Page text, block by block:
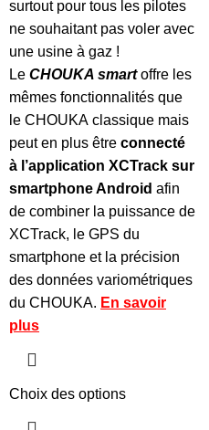
surtout pour tous les pilotes
ne souhaitant pas voler avec
une usine à gaz !
Le CHOUKA smartoffre les
mêmes fonctionnalités que
le CHOUKA classique mais
peut en plus être connecté
à l’application XCTrack sur
smartphone Android afin
de combiner la puissance de
XCTrack, le GPS du
smartphone et la précision
des données variométriques
du CHOUKA. En savoir
plus
Choix des options